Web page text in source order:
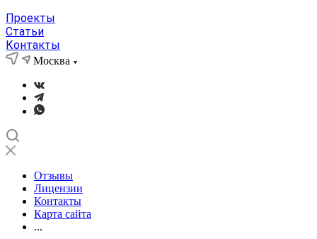
Проекты
Статьи
Контакты
Москва
Отзывы
Лицензии
Контакты
Карта сайта
...